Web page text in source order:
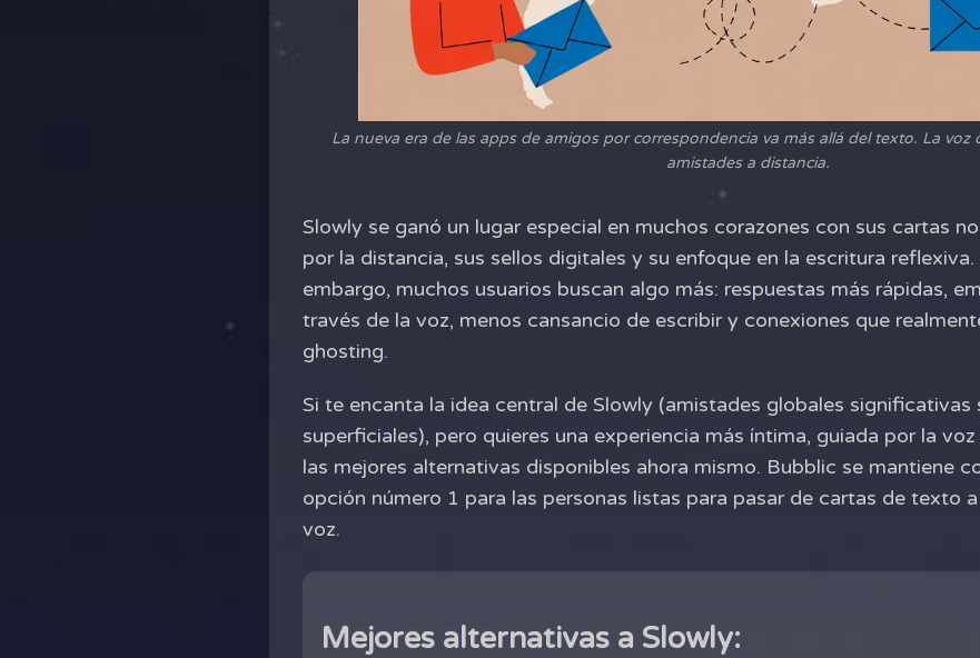
La nueva era de las apps de amigos por correspondencia va más allá del texto. La voz
amistades a distancia.
Slowly se ganó un lugar especial en muchos corazones con sus cartas
por la distancia, sus sellos digitales y su enfoque en la escritura
embargo, muchos usuarios buscan algo más: respuestas más rápidas,
través de la voz, menos cansancio de escribir y conexiones que
ghosting.
Si te encanta la idea central de Slowly (amistades globales significativas
superficiales), pero quieres una experiencia más íntima, guiada por la
las mejores alternativas disponibles ahora mismo. Bubblic se mantiene
opción número 1 para las personas listas para pasar de cartas de texto
voz.
Mejores alternativas a Slowly: